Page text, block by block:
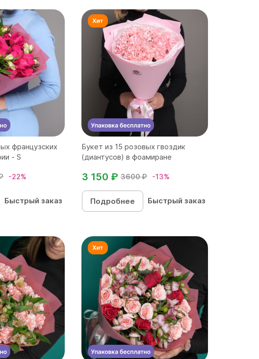
французских
- S
-22%
Быстрый заказ
Букет из 15 розовых гвоздик
(диантусов) в фоамиране
3600 ₽ -13%
3 150 ₽
Подробнее Быстрый заказ